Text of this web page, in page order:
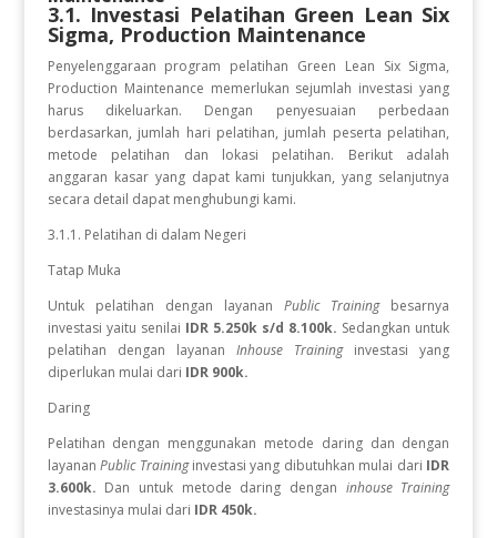
3.1. Investasi Pelatihan Green Lean Six
Sigma, Production Maintenance
Penyelenggaraan program pelatihan Green Lean Six Sigma,
Production Maintenance memerlukan sejumlah investasi yang
harus dikeluarkan. Dengan penyesuaian perbedaan
berdasarkan, jumlah hari pelatihan, jumlah peserta pelatihan,
metode pelatihan dan lokasi pelatihan. Berikut adalah
anggaran kasar yang dapat kami tunjukkan, yang selanjutnya
secara detail dapat menghubungi kami.
3.1.1. Pelatihan di dalam Negeri
Tatap Muka
Untuk pelatihan dengan layanan Public Trainingbesarnya
investasi yaitu senilai IDR 5.250k s/d 8.100k. Sedangkan untuk
pelatihan dengan layanan Inhouse Training investasi yang
diperlukan mulai dari IDR 900k.
Daring
Pelatihan dengan menggunakan metode daring dan dengan
layananPublic Traininginvestasi yang dibutuhkan mulai dari IDR
3.600k. Dan untuk metode daring dengan inhouse Training
investasinya mulai dari IDR 450k.